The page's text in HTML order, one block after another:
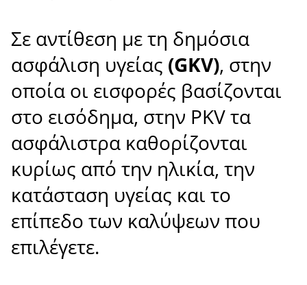
Σε αντίθεση με τη δημόσια
ασφάλιση υγείας (GKV), στην
οποία οι εισφορές βασίζονται
στο εισόδημα, στην PKV τα
ασφάλιστρα καθορίζονται
κυρίως από την ηλικία, την
κατάσταση υγείας και το
επίπεδο των καλύψεων που
επιλέγετε.